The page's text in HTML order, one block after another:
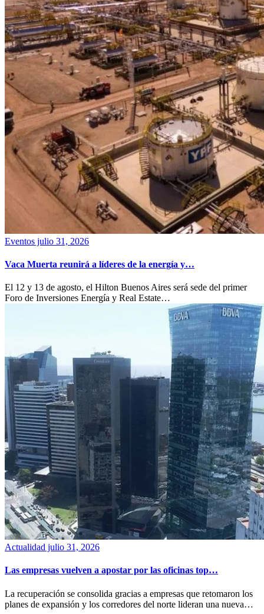
Eventos julio 31, 2026
Vaca Muerta reunirá a líderes de la energía y…
El 12 y 13 de agosto, el Hilton Buenos Aires será sede del primer
Foro de Inversiones Energía y Real Estate…
Actualidad julio 31, 2026
Las empresas vuelven a apostar por las oficinas top…
La recuperación se consolida gracias a empresas que retomaron los
planes de expansión y los corredores del norte lideran una nueva…